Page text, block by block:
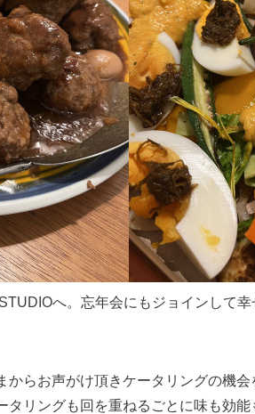
へ。忘年会にもジョインして幸
からお声がけ頂きケータリングの機
タリングも回を重ねるごとに味も効